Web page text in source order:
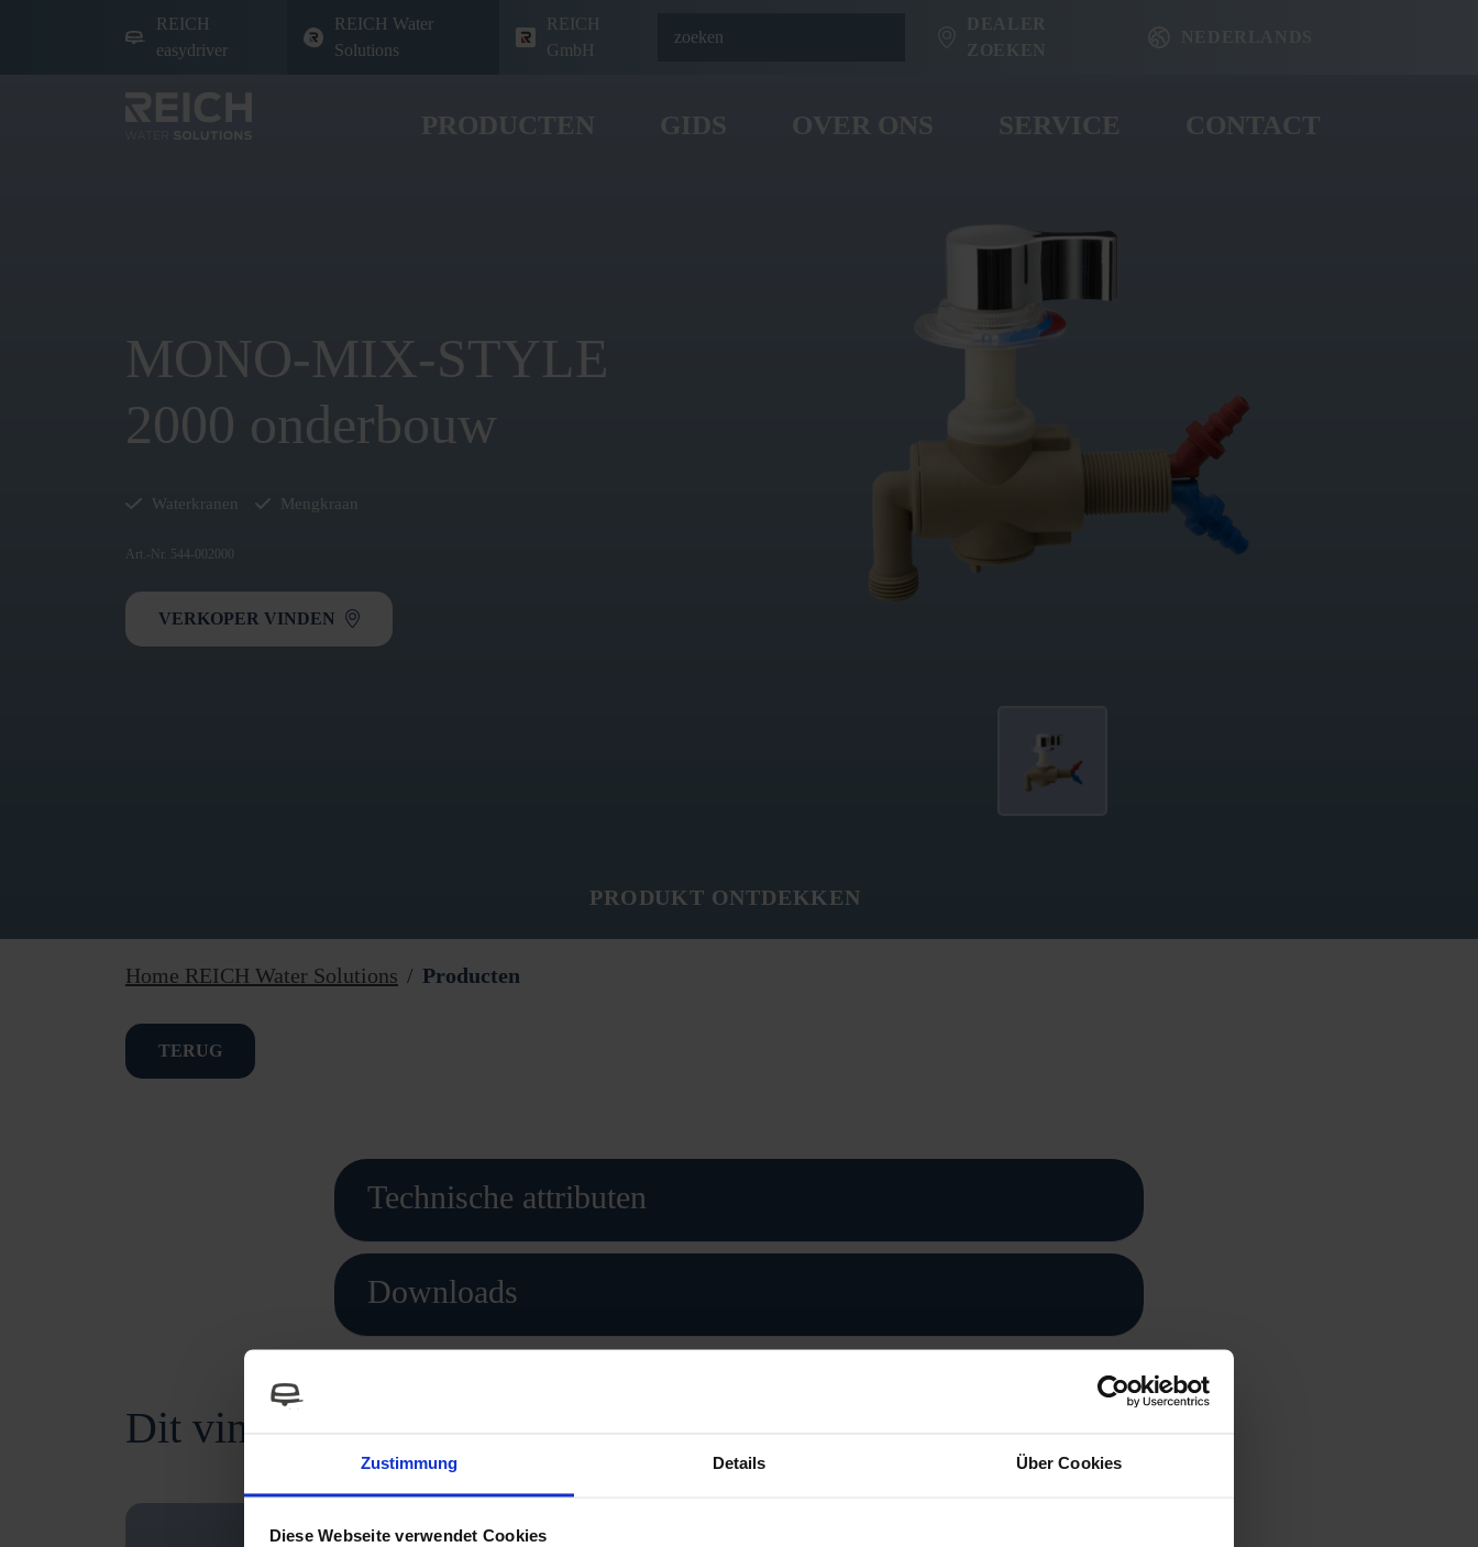
Zustimmung Details Über Cookies
Diese Webseite verwendet Cookies
REICH
easydriver
REICH Water
Solutions
REICH
GmbH
DEALER
ZOEKEN
PRODUCTEN GIDS OVER ONS SERVICE CONTACT
MONO-MIX-STYLE
2000 onderbouw
Waterkranen Mengkraan
Art.-Nr. 544-002000
VERKOPER VINDEN
PRODUKT ONTDEKKEN
Home REICH Water Solutions Producten
TERUG
Technische attributen
Downloads
Dit vind je misschien ook leuk